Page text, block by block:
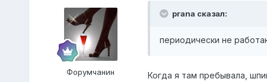
Форумчанин
prana сказал:
периодически не
Когда я там пребывала,